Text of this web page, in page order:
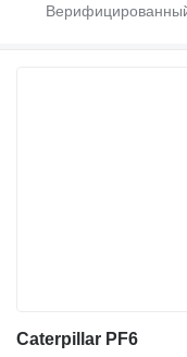
Caterpillar PF6